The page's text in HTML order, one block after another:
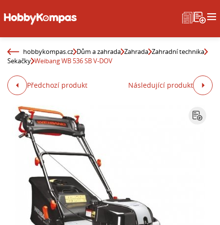
hobbykompas.cz Dům a zahrada Zahrada Zahradní technika
Sekačky Weibang WB 536 SB V-DOV
Předchozí produkt Následující produkt